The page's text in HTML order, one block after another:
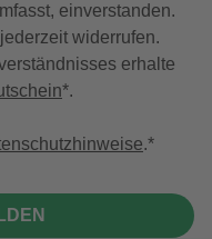
einverstanden.
widerrufen.
erhalte
*.
.